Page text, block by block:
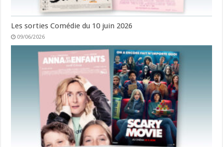
Les sorties Comédie du 10 juin 2026
09/06/2026